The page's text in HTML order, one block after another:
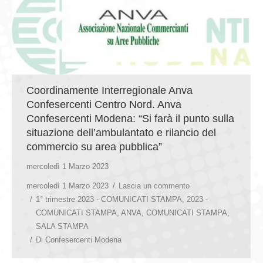
Coordinamente Interregionale Anva
Confesercenti Centro Nord. Anva
Confesercenti Modena: “Si farà il punto sulla
situazione dell’ambulantato e rilancio del
commercio su area pubblica”
mercoledì 1 Marzo 2023
mercoledì 1 Marzo 2023
Lascia un commento
1° trimestre 2023 - COMUNICATI STAMPA, 2023 -
COMUNICATI STAMPA, ANVA, COMUNICATI STAMPA,
SALA STAMPA
Di Confesercenti Modena